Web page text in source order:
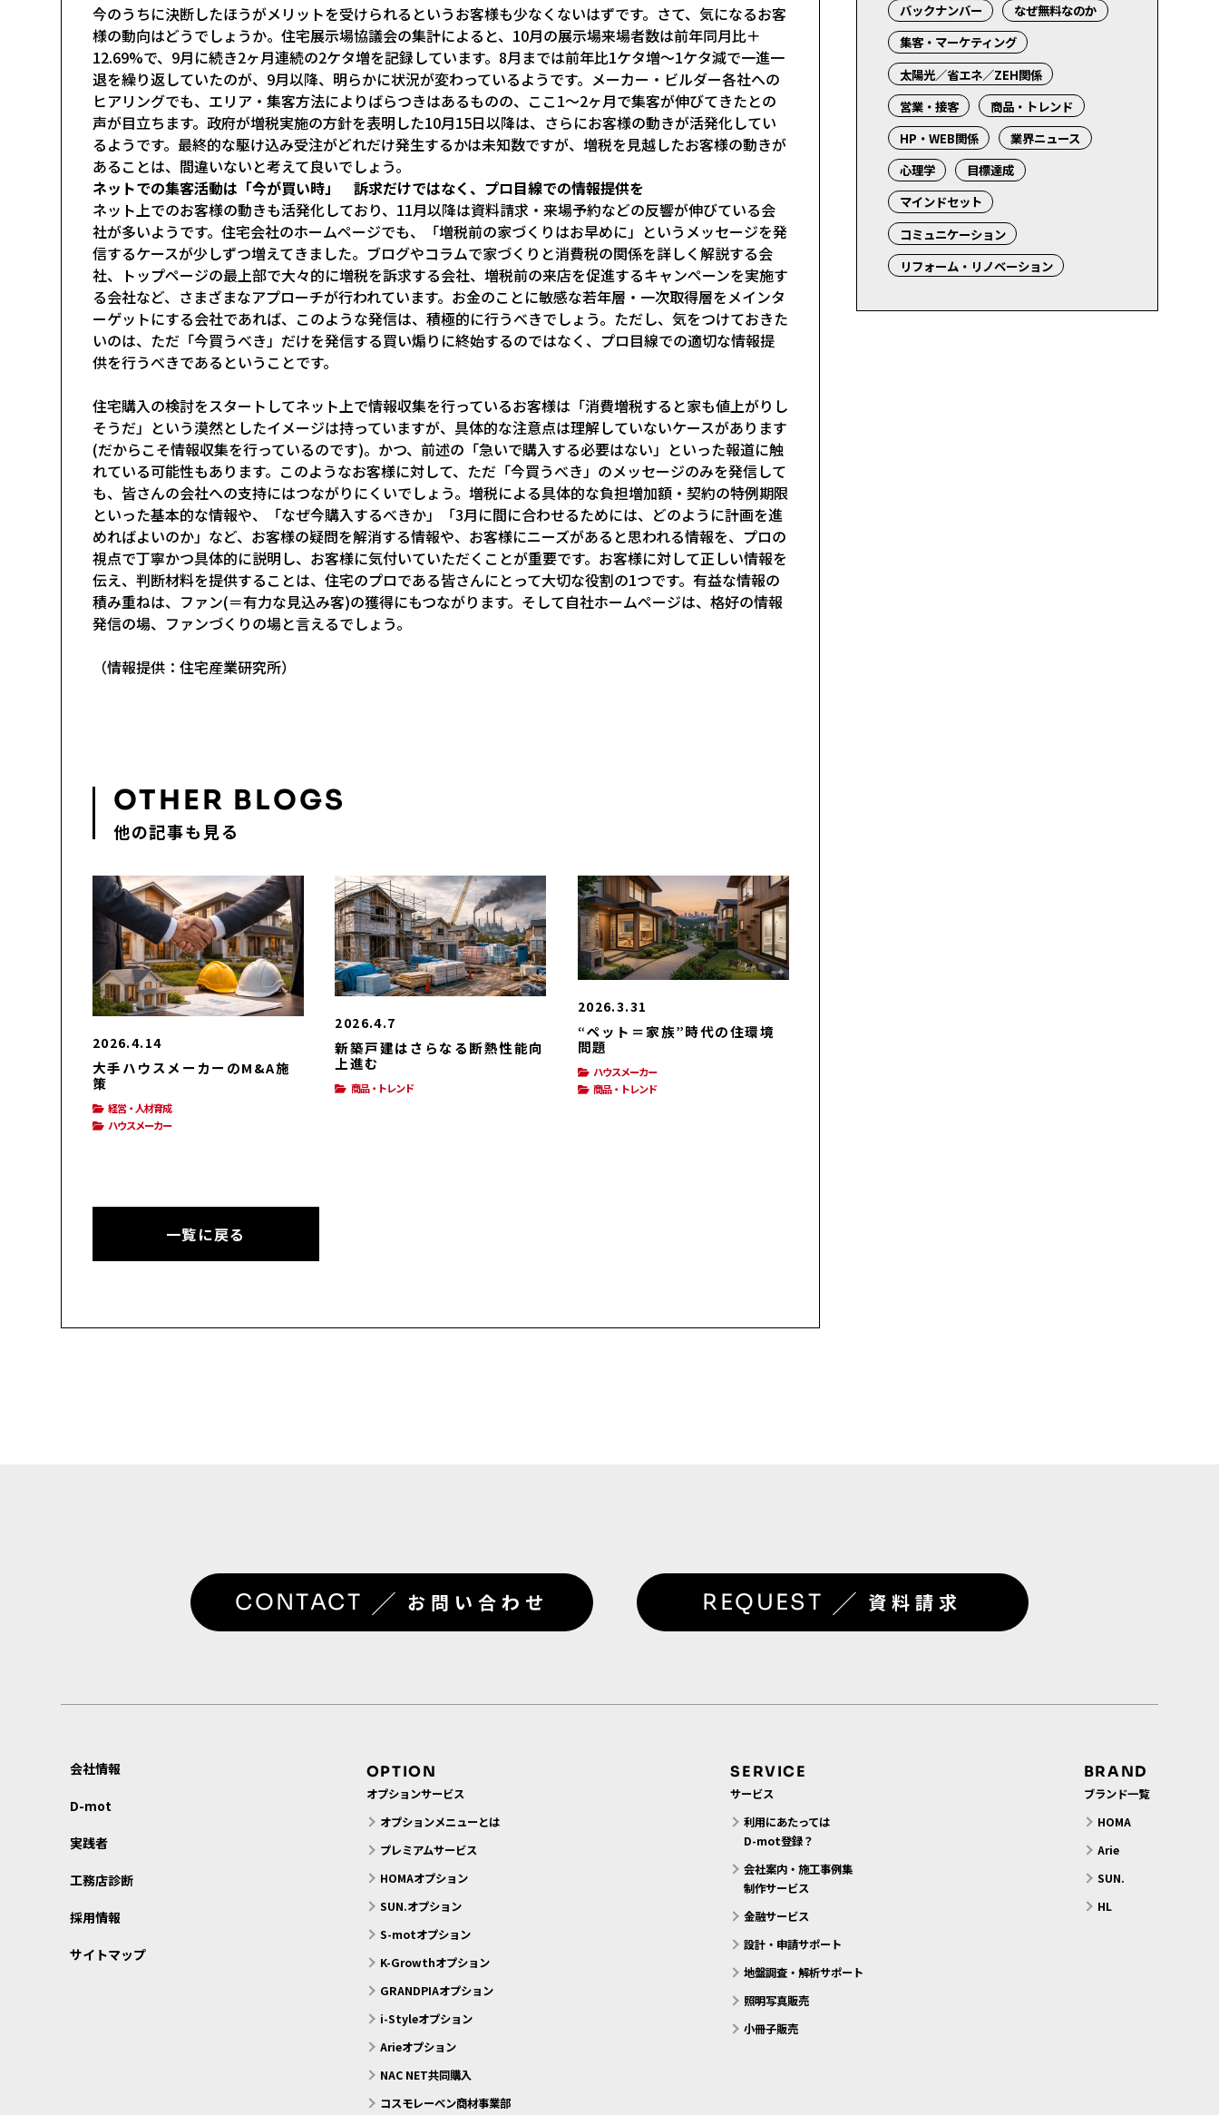
今のうちに決断したほうがメリットを受けられるというお客様も少なくないはずです。さて、気になるお客
様の動向はどうでしょうか。住宅展示場協議会の集計によると、10月の展示場来場者数は前年同月比＋
12.69%で、9月に続き2ヶ月連続の2ケタ増を記録しています。8月までは前年比1ケタ増～1ケタ減で一進一
退を繰り返していたのが、9月以降、明らかに状況が変わっているようです。メーカー・ビルダー各社への
ヒアリングでも、エリア・集客方法によりばらつきはあるものの、ここ1～2ヶ月で集客が伸びてきたとの
声が目立ちます。政府が増税実施の方針を表明した10月15日以降は、さらにお客様の動きが活発化してい
るようです。最終的な駆け込み受注がどれだけ発生するかは未知数ですが、増税を見越したお客様の動きが
あることは、間違いないと考えて良いでしょう。
ネットでの集客活動は「今が買い時」 訴求だけではなく、プロ目線での情報提供を
ネット上でのお客様の動きも活発化しており、11月以降は資料請求・来場予約などの反響が伸びている会
社が多いようです。住宅会社のホームページでも、「増税前の家づくりはお早めに」というメッセージを発
信するケースが少しずつ増えてきました。ブログやコラムで家づくりと消費税の関係を詳しく解説する会
社、トップページの最上部で大々的に増税を訴求する会社、増税前の来店を促進するキャンペーンを実施す
る会社など、さまざまなアプローチが行われています。お金のことに敏感な若年層・一次取得層をメインタ
ーゲットにする会社であれば、このような発信は、積極的に行うべきでしょう。ただし、気をつけておきた
いのは、ただ「今買うべき」だけを発信する買い煽りに終始するのではなく、プロ目線での適切な情報提
供を行うべきであるということです。
住宅購入の検討をスタートしてネット上で情報収集を行っているお客様は「消費増税すると家も値上がりし
そうだ」という漠然としたイメージは持っていますが、具体的な注意点は理解していないケースがあります
(だからこそ情報収集を行っているのです)。かつ、前述の「急いで購入する必要はない」といった報道に触
れている可能性もあります。このようなお客様に対して、ただ「今買うべき」のメッセージのみを発信して
も、皆さんの会社への支持にはつながりにくいでしょう。増税による具体的な負担増加額・契約の特例期限
といった基本的な情報や、「なぜ今購入するべきか」「3月に間に合わせるためには、どのように計画を進
めればよいのか」など、お客様の疑問を解消する情報や、お客様にニーズがあると思われる情報を、プロの
視点で丁寧かつ具体的に説明し、お客様に気付いていただくことが重要です。お客様に対して正しい情報を
伝え、判断材料を提供することは、住宅のプロである皆さんにとって大切な役割の1つです。有益な情報の
積み重ねは、ファン(＝有力な見込み客)の獲得にもつながります。そして自社ホームページは、格好の情報
発信の場、ファンづくりの場と言えるでしょう。
（情報提供：住宅産業研究所）
OTHER BLOGS
他の記事も見る
2026.4.14
大手ハウスメーカーのM&A施
策
経営・人材育成
ハウスメーカー
2026.4.7
新築戸建はさらなる断熱性能向
上進む
商品・トレンド
2026.3.31
“ペット＝家族”時代の住環境
問題
ハウスメーカー
商品・トレンド
一覧に戻る
バックナンバー
なぜ無料なのか
集客・マーケティング
太陽光／省エネ／ZEH関係
営業・接客
商品・トレンド
HP・WEB関係
業界ニュース
心理学
目標達成
マインドセット
コミュニケーション
リフォーム・リノベーション
CONTACT ／ お問い合わせ REQUEST ／ 資料請求
会社情報
D-mot
実践者
工務店診断
採用情報
サイトマップ
OPTION
オプションサービス
オプションメニューとは
プレミアムサービス
HOMAオプション
SUN.オプション
S-motオプション
K-Growthオプション
GRANDPIAオプション
i-Styleオプション
Arieオプション
NAC NET共同購入
コスモレーベン商材事業部
SERVICE
サービス
利用にあたっては
D-mot登録？
会社案内・施工事例集
制作サービス
金融サービス
設計・申請サポート
地盤調査・解析サポート
照明写真販売
小冊子販売
BRAND
ブランド一覧
HOMA
Arie
SUN.
HL